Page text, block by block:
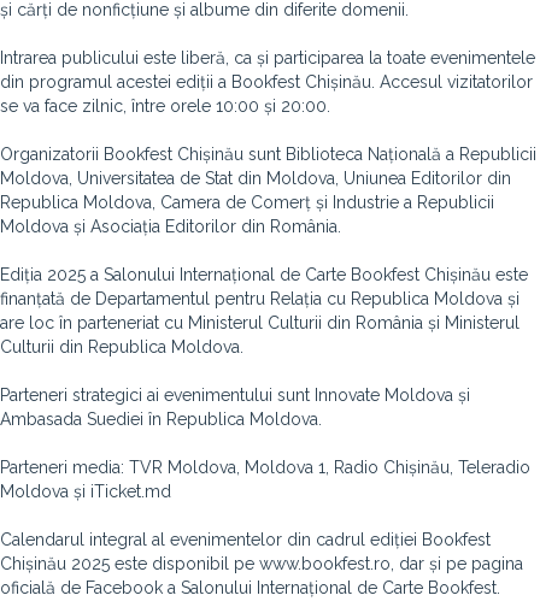
și cărți de nonficțiune și albume din diferite domenii.
Intrarea publicului este liberă, ca și participarea la toate evenimentele
din programul acestei ediții a Bookfest Chișinău. Accesul vizitatorilor
se va face zilnic, între orele 10:00 și 20:00.
Organizatorii Bookfest Chișinău sunt Biblioteca Națională a Republicii
Moldova, Universitatea de Stat din Moldova, Uniunea Editorilor din
Republica Moldova, Camera de Comerț și Industrie a Republicii
Moldova și Asociația Editorilor din România.
Ediția 2025 a Salonului Internațional de Carte Bookfest Chișinău este
finanțată de Departamentul pentru Relația cu Republica Moldova și
are loc în parteneriat cu Ministerul Culturii din România și Ministerul
Culturii din Republica Moldova.
Parteneri strategici ai evenimentului sunt Innovate Moldova și
Ambasada Suediei în Republica Moldova.
Parteneri media: TVR Moldova, Moldova 1, Radio Chișinău, Teleradio
Moldova și iTicket.md
Calendarul integral al evenimentelor din cadrul ediției Bookfest
Chișinău 2025 este disponibil pe www.bookfest.ro, dar și pe pagina
oficială de Facebook a Salonului Internațional de Carte Bookfest.